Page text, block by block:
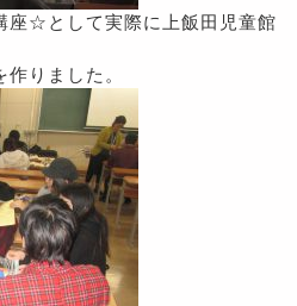
座☆として実際に上飯田児童館
作りました。